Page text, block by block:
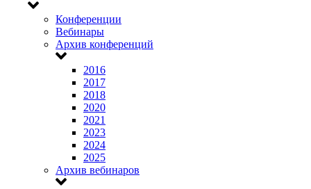
Конференции
Вебинары
Архив конференций
2016
2017
2018
2020
2021
2023
2024
2025
Архив вебинаров